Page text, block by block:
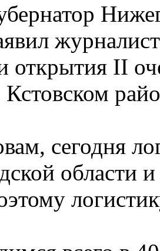
открытия II
сегодня
области